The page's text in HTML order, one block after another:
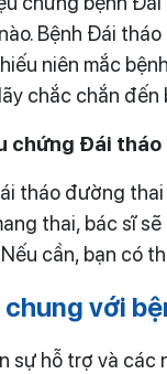
Bệnh Đái
niên mắc
chắc chắn
chứng Đái
tháo đường
thai, bác sĩ
cần, bạn có
chung với
sự hỗ trợ và các